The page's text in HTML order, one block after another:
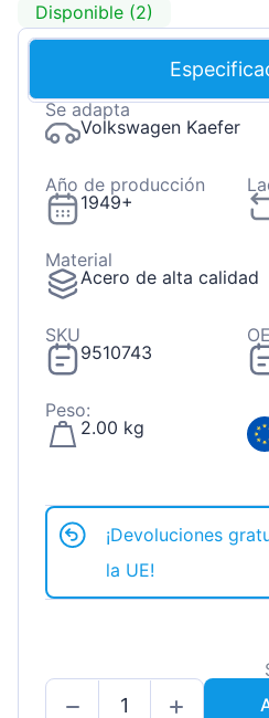
Disponible (2)
Se adapta
Volkswagen Kaefer
Año de producción
1949+
Material
Acero de alta calidad
SKU
9510743
OE
Peso:
2.00 kg
¡Devoluciones
la UE!